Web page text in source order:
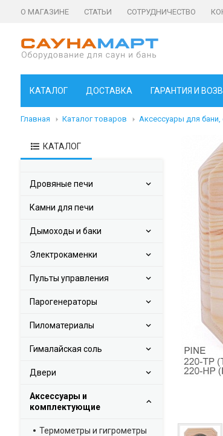
О МАГАЗИНЕ СТАТЬИ СОТРУДНИЧЕСТВО
КАТАЛОГ ДОСТАВКА ГАРАНТИЯ И
Главная Каталог товаров Аксессуары для бани,
КАТАЛОГ
Дровяные печи
Камни для печи
Дымоходы и баки
Электрокаменки
Пульты управления
Парогенераторы
Пиломатериалы
Гималайская соль
Двери
Аксессуары и
комплектующие
Термометры и гигрометры